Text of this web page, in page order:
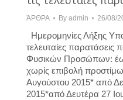
ΆΡΘΡΑ By admin 26/08/
Ημερομηνίες Λήξης
τελευταίες
Φυσικών Προσώπων:
χωρίς επιβολή
Αυγούστου 2015* από
2015*από Δευτέρα 27